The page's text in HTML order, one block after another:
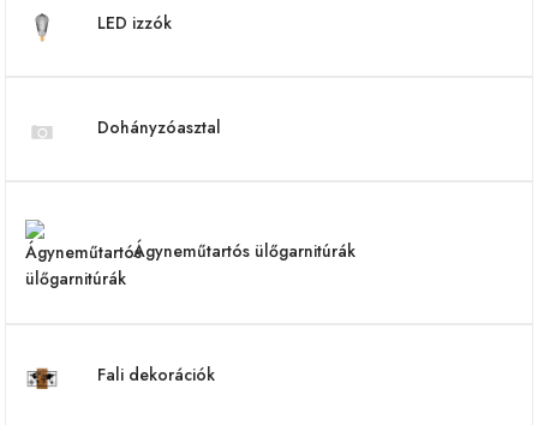
LED izzók
Dohányzóasztal
Ágyneműtartós ülőgarnitúrák
Fali dekorációk